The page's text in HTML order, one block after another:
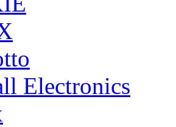
Electronics